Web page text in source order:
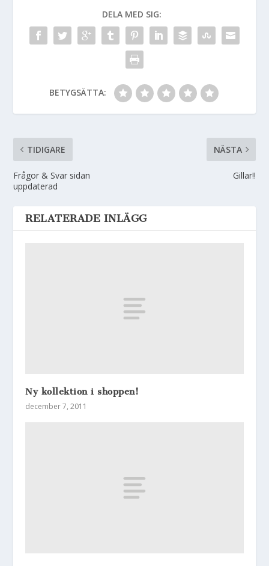
DELA MED SIG:
BETYGSÄTTA:
TIDIGARE
Frågor & Svar sidan
uppdaterad
NÄSTA
Gillar!!
RELATERADE INLÄGG
Ny kollektion i shoppen!
december 7, 2011